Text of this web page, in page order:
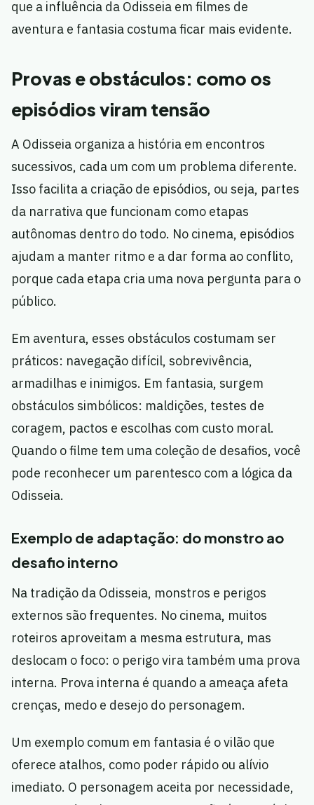
que a influência da Odisseia em filmes de
aventura e fantasia costuma ficar mais evidente.
Provas e obstáculos: como os
episódios viram tensão
A Odisseia organiza a história em encontros
sucessivos, cada um com um problema diferente.
Isso facilita a criação de episódios, ou seja, partes
da narrativa que funcionam como etapas
autônomas dentro do todo. No cinema, episódios
ajudam a manter ritmo e a dar forma ao conflito,
porque cada etapa cria uma nova pergunta para o
público.
Em aventura, esses obstáculos costumam ser
práticos: navegação difícil, sobrevivência,
armadilhas e inimigos. Em fantasia, surgem
obstáculos simbólicos: maldições, testes de
coragem, pactos e escolhas com custo moral.
Quando o filme tem uma coleção de desafios, você
pode reconhecer um parentesco com a lógica da
Odisseia.
Exemplo de adaptação: do monstro ao
desafio interno
Na tradição da Odisseia, monstros e perigos
externos são frequentes. No cinema, muitos
roteiros aproveitam a mesma estrutura, mas
deslocam o foco: o perigo vira também uma prova
interna. Prova interna é quando a ameaça afeta
crenças, medo e desejo do personagem.
Um exemplo comum em fantasia é o vilão que
oferece atalhos, como poder rápido ou alívio
imediato. O personagem aceita por necessidade,